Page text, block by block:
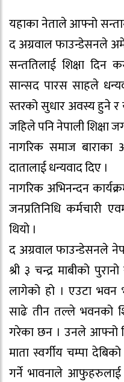
यहाका नेताले आफ्नो
द अग्रवाल फाउन्डेसनले
सन्ततिलाई शिक्षा दिन
सान्सद पारस साहले
स्तरको सुधार अवस्य हुने
जहिले पनि नेपाली शिक्षा
नागरिक समाज
दातालाई धन्यवाद दिए ।
नागरिक अभिनन्दन
जनप्रतिनिधि कर्मचारी
थियो ।
द अग्रवाल फाउन्डेसनले
श्री ३ चन्द्र माबीको
लागेको हो । एउटा भवन
साढे तीन तल्ले भवनको
गरेका छन । उनले आफ्नो
माता स्वर्गीय चम्पा
गर्ने भावनाले आफुहरुलाई